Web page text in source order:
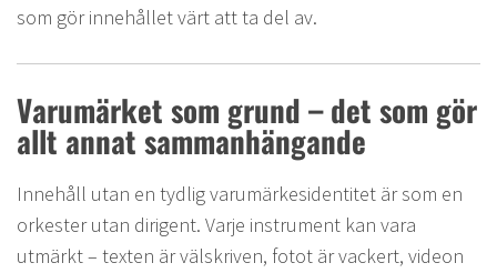
som gör innehållet värt att ta del av.
Varumärket som grund – det som gör
allt annat sammanhängande
Innehåll utan en tydlig varumärkesidentitet är som en
orkester utan dirigent. Varje instrument kan vara
utmärkt – texten är välskriven, fotot är vackert, videon